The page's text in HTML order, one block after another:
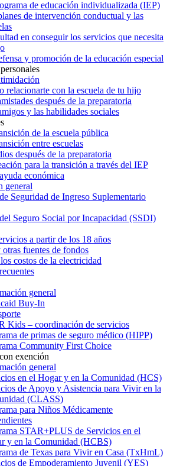
de educación individualizada (IEP)
de intervención conductual y las
en conseguir los servicios que necesita
y promoción de la educación especial
relacionarte con la escuela de tu hijo
después de la preparatoria
y las habilidades sociales
de la escuela pública
entre escuelas
después de la preparatoria
para la transición a través del IEP
económica
general
Seguridad de Ingreso Suplementario
Seguro Social por Incapacidad (SSDI)
a partir de los 18 años
fuentes de fondos
costos de la electricidad
general
Buy-In
Kids – coordinación de servicios
de primas de seguro médico (HIPP)
Community First Choice
exención
general
en el Hogar y en la Comunidad (HCS)
de Apoyo y Asistencia para Vivir en la
(CLASS)
para Niños Médicamente
STAR+PLUS de Servicios en el
y en la Comunidad (HCBS)
de Texas para Vivir en Casa (TxHmL)
de Empoderamiento Juvenil (YES)